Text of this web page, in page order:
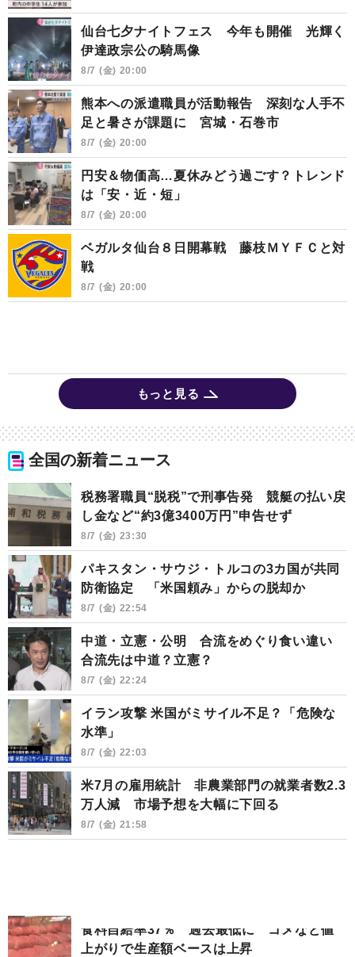
仙台七夕ナイトフェス 今年も開催 光輝く
伊達政宗公の騎馬像
8/7 (金) 20:00
熊本への派遣職員が活動報告 深刻な人手不
足と暑さが課題に 宮城・石巻市
8/7 (金) 20:00
円安＆物価高…夏休みどう過ごす？トレンド
は「安・近・短」
8/7 (金) 20:00
ベガルタ仙台８日開幕戦 藤枝ＭＹＦＣと対
戦
8/7 (金) 20:00
もっと見る
全国の新着ニュース
税務署職員“脱税”で刑事告発 競艇の払い戻
し金など“約3億3400万円”申告せず
8/7 (金) 23:30
パキスタン・サウジ・トルコの3カ国が共同
防衛協定 「米国頼み」からの脱却か
8/7 (金) 22:54
中道・立憲・公明 合流をめぐり食い違い
合流先は中道？立憲？
8/7 (金) 22:24
イラン攻撃 米国がミサイル不足？「危険な
水準」
8/7 (金) 22:03
米7月の雇用統計 非農業部門の就業者数2.3
万人減 市場予想を大幅に下回る
8/7 (金) 21:58
食料自給率37％ 過去最低に コメなど値
上がりで生産額ベースは上昇